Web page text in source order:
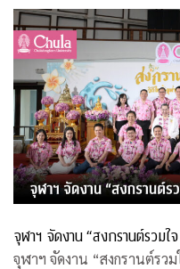
จุฬาฯ จัดงาน “สงกรานต์รวมใ
จุฬาฯ จัดงาน “สงกรานต์รว